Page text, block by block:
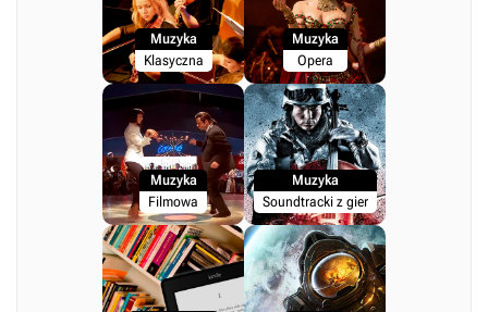
Muzyka
Klasyczna
Muzyka
Opera
Muzyka
Filmowa
Muzyka
Soundtracki z gier